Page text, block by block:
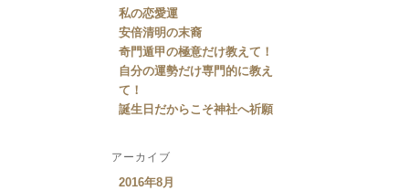
私の恋愛運
安倍清明の末裔
奇門遁甲の極意だけ教えて！
自分の運勢だけ専門的に教え
て！
誕生日だからこそ神社へ祈願
アーカイブ
2016年8月